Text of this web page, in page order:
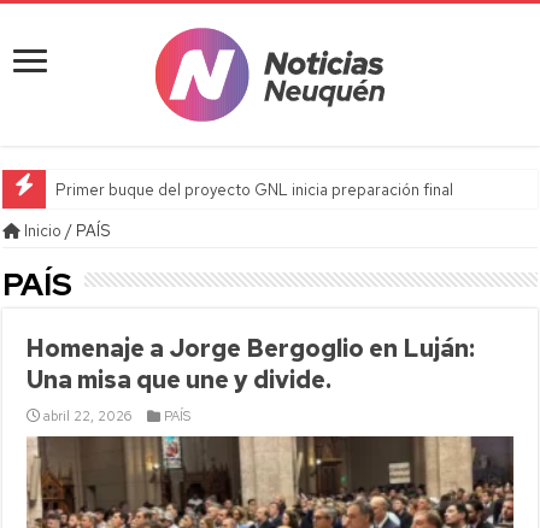
Primer buque del proyecto GNL inicia preparación final
Inicio / PAÍS
PAÍS
Homenaje a Jorge Bergoglio en Luján:
Una misa que une y divide.
abril 22, 2026 PAÍS